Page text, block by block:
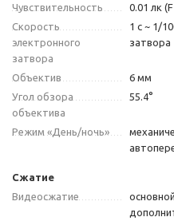
Чувствительность
0.01 лк
Скорость
электронного
затвора
1 с ~ 1/
затвора
Объектив
6 мм
Угол обзора
объектива
55.4°
Режим «День/ночь»
Сжатие
Видеосжатие